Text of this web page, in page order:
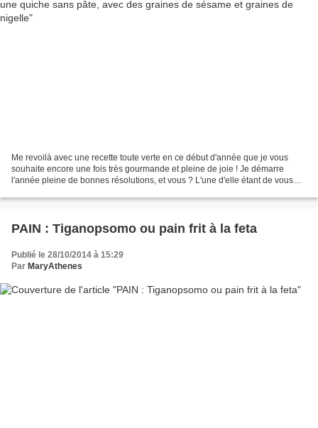
Me revoilà avec une recette toute verte en ce début d'année que je vous
souhaite encore une fois très gourmande et pleine de joie ! Je démarre
l'année pleine de bonnes résolutions, et vous ? L'une d'elle étant de vous
PAIN : Tiganopsomo ou pain frit à la feta
Publié le 28/10/2014 à 15:29
Par MaryAthenes